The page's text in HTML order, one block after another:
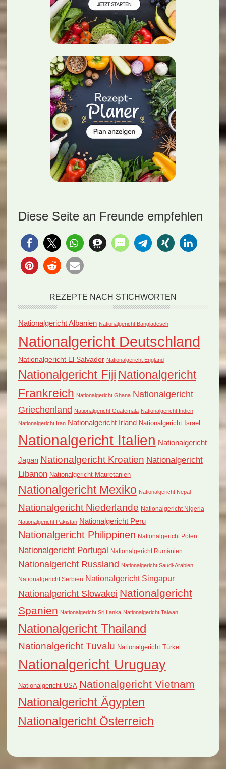
Diese Seite an Freunde empfehlen
REZEPTE NACH STICHWORTEN
Nationalgericht Albanien Nationalgericht Bangladesch
Nationalgericht Deutschland
Nationalgericht El Salvador Nationalgericht England
Nationalgericht Fiji Nationalgericht
Frankreich Nationalgericht Ghana Nationalgericht
Griechenland Nationalgericht Guatemala Nationalgericht Indien
Nationalgericht Iran Nationalgericht Irland Nationalgericht Israel
Nationalgericht Italien Nationalgericht
Japan Nationalgericht Kroatien Nationalgericht
Libanon Nationalgericht Mauretanien
Nationalgericht Mexiko Nationalgericht Nepal
Nationalgericht Niederlande Nationalgericht Nigeria
Nationalgericht Pakistan Nationalgericht Peru
Nationalgericht Philippinen Nationalgericht Polen
Nationalgericht Portugal Nationalgericht Rumänien
Nationalgericht Russland Nationalgericht Saudi-Arabien
Nationalgericht Serbien Nationalgericht Singapur
Nationalgericht Slowakei Nationalgericht
Spanien Nationalgericht Sri Lanka Nationalgericht Taiwan
Nationalgericht Thailand
Nationalgericht Tuvalu Nationalgericht Türkei
Nationalgericht Uruguay
Nationalgericht USA Nationalgericht Vietnam
Nationalgericht Ägypten
Nationalgericht Österreich